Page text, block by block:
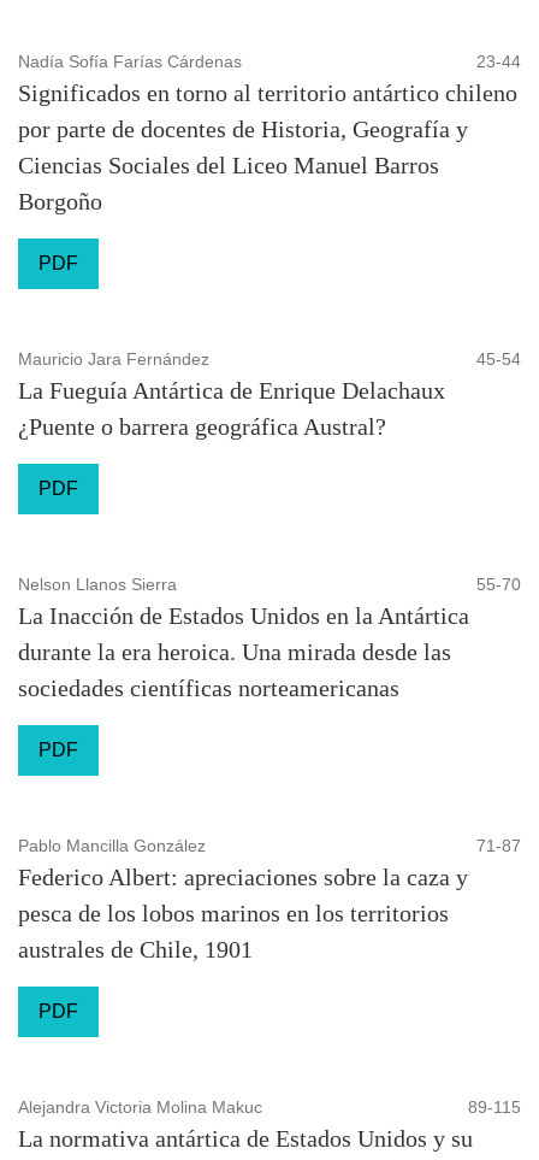
Nadía Sofía Farías Cárdenas 23-44
Significados en torno al territorio antártico chileno
por parte de docentes de Historia, Geografía y
Ciencias Sociales del Liceo Manuel Barros
Borgoño
PDF
Mauricio Jara Fernández 45-54
La Fueguía Antártica de Enrique Delachaux
¿Puente o barrera geográfica Austral?
PDF
Nelson Llanos Sierra 55-70
La Inacción de Estados Unidos en la Antártica
durante la era heroica. Una mirada desde las
sociedades científicas norteamericanas
PDF
Pablo Mancilla González 71-87
Federico Albert: apreciaciones sobre la caza y
pesca de los lobos marinos en los territorios
australes de Chile, 1901
PDF
Alejandra Victoria Molina Makuc 89-115
La normativa antártica de Estados Unidos y su